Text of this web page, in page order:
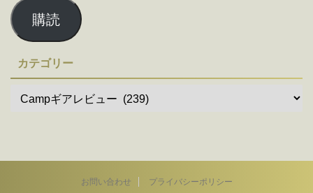
購読
カテゴリー
お問い合わせ プライバシーポリシー